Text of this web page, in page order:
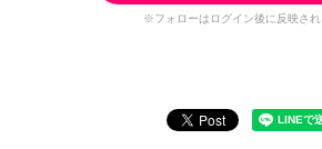
※フォローはログイン後に反映され